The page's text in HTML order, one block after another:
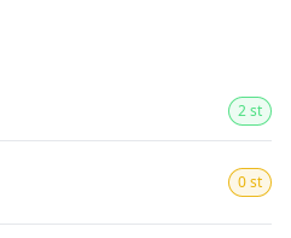
2 st
0 st